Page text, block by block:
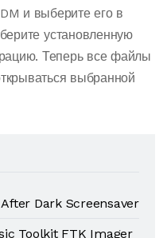
и выберите его в
установленную
Теперь все файлы
выбранной
After Dark Screensaver
Toolkit FTK Imager